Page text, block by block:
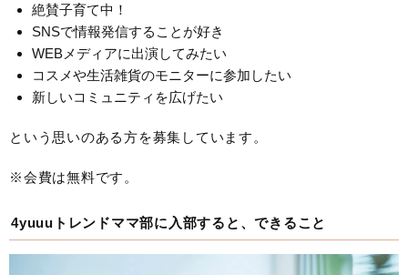
絶賛子育て中！
SNSで情報発信することが好き
WEBメディアに出演してみたい
コスメや生活雑貨のモニターに参加したい
新しいコミュニティを広げたい
という思いのある方を募集しています。
※会費は無料です。
4yuuuトレンドママ部に入部すると、できること